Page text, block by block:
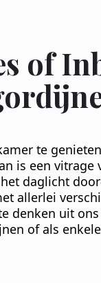
of
te
is een vitrage
daglicht
allerlei
denken uit
of als